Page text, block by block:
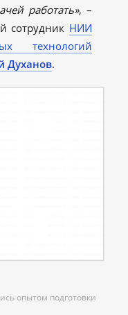
работать», –
сотрудник НИИ
технологий
Духанов.
опытом подготовки